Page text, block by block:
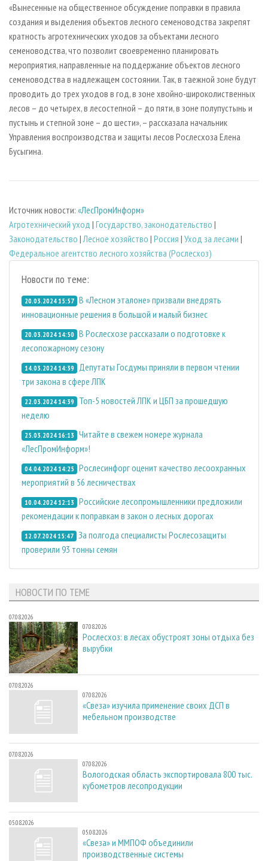
ИНСТРУМЕНТ И МАТЕРИАЛЫ
БИБЛИОТЕКА СПЕЦИАЛИСТА
«Вынесенные на общественное обсуждение поправки в правила
создания и выделения объектов лесного семеноводства закрепят
кратность агротехнических уходов за объектами лесного
семеноводства, что позволит своевременно планировать
мероприятия, направленные на поддержание объектов лесного
семеноводства в надлежащем состоянии. Так, в таежной зоне будут
проводить до трех уходов в год, в зоне хвойно-широколиственных
лесов – до четырех, в лесостепной – до пяти, в зоне полупустынь и
пустынь и степной зоне – до шести», – рассказала начальник
Управления воспроизводства и защиты лесов Рослесхоза Елена
Бусыгина.
Источник новости: «ЛесПромИнформ»
Агротехнический уход | Государство, законодательство |
Законодательство |Лесное хозяйство | Россия | Уход за лесами |
Федеральное агентство лесного хозяйства (Рослесхоз)
Новости по теме:
20.03.2024 15:57 В «Лесном эталоне» призвали внедрять
инновационные решения в большой и малый бизнес
20.03.2024 14:50 В Рослесхозе рассказали о подготовке к
лесопожарному сезону
14.03.2024 14:39
Депутаты Госдумы приняли в первом чтении
три закона в сфере ЛПК
22.03.2024 14:39
Топ-5 новостей ЛПК и ЦБП за прошедшую
неделю
25.03.2024 16:13 Читайте в свежем номере журнала
«ЛесПромИнформ»!
04.04.2024 14:25 Рослесинфорг оценит качество лесоохранных
мероприятий в 56 лесничествах
10.04.2024 12:13 Российские лесопромышленники предложили
рекомендации к поправкам в закон о лесных дорогах
12.07.2024 15:47 За полгода специалисты Рослесозащиты
проверили 93 тонны семян
НОВОСТИ ПО ТЕМЕ
07.08.2026
07.08.2026
Рослесхоз: в лесах обустроят зоны отдыха без
вырубки
07.08.2026
07.08.2026
«Свеза» изучила применение своих ДСП в
мебельном производстве
07.08.2026
07.08.2026
Вологодская область экспортировала 800 тыс.
кубометров лесопродукции
05.08.2026
05.08.2026
«Свеза» и ММПОФ объединили
производственные системы